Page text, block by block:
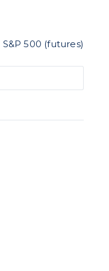
S&P 500 (futures)